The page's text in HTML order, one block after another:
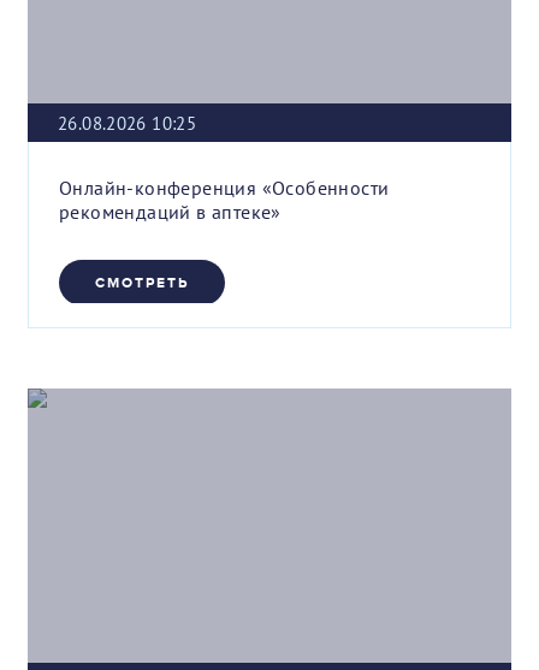
26.08.2026 10:25
Онлайн-конференция «Особенности
рекомендаций в аптеке»
СМОТРЕТЬ